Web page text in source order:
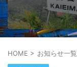
HOME > お知らせ一覧